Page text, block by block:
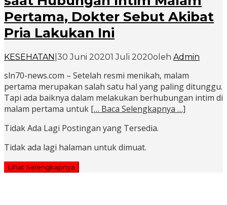
Pertama, Dokter Sebut Akibat
Pria Lakukan Ini
KESEHATAN 30 Juni 20201 Juli 2020oleh Admin
sln70-news.com – Setelah resmi menikah, malam
pertama merupakan salah satu hal yang paling ditunggu.
Tapi ada baiknya dalam melakukan berhubungan intim di
malam pertama untuk [… Baca Selengkapnya …]
Tidak Ada Lagi Postingan yang Tersedia.
Tidak ada lagi halaman untuk dimuat.
Lihat Selengkapnya